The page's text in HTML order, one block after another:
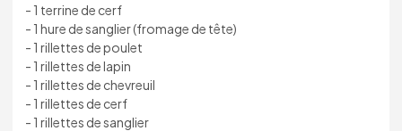
- 1 terrine de cerf
- 1 hure de sanglier (fromage de tête)
- 1 rillettes de poulet
- 1 rillettes de lapin
- 1 rillettes de chevreuil
- 1 rillettes de cerf
- 1 rillettes de sanglier